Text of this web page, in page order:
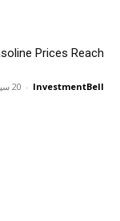
Prices Reach...
InvestmentBell
- 20 سپتامبر 2023